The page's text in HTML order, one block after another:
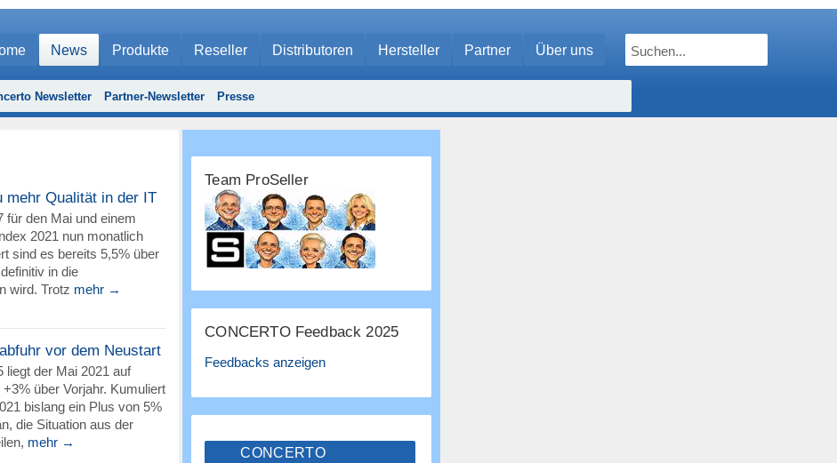
News Produkte Reseller Distributoren Hersteller Partner Über uns
Newsletter Partner-Newsletter Presse
mehr Qualität in der IT
für den Mai und einem
2021 nun monatlich
sind es bereits 5,5% über
in die
wird. Trotz mehr →
vor dem Neustart
liegt der Mai 2021 auf
über Vorjahr. Kumuliert
bislang ein Plus von 5%
die Situation aus der
mehr →
Team ProSeller
CONCERTO Feedback 2025
Feedbacks anzeigen
CONCERTO